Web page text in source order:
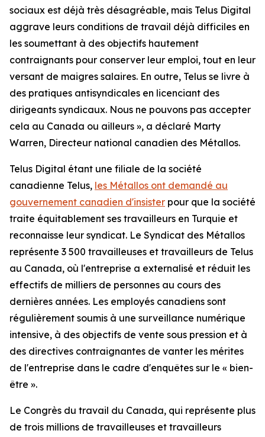
sociaux est déjà très désagréable, mais Telus Digital
aggrave leurs conditions de travail déjà difficiles en
les soumettant à des objectifs hautement
contraignants pour conserver leur emploi, tout en leur
versant de maigres salaires. En outre, Telus se livre à
des pratiques antisyndicales en licenciant des
dirigeants syndicaux. Nous ne pouvons pas accepter
cela au Canada ou ailleurs », a déclaré Marty
Warren, Directeur national canadien des Métallos.
Telus Digital étant une filiale de la société
canadienne Telus, les Métallos ont demandé au
gouvernement canadien d'insister pour que la société
traite équitablement ses travailleurs en Turquie et
reconnaisse leur syndicat. Le Syndicat des Métallos
représente 3 500 travailleuses et travailleurs de Telus
au Canada, où l'entreprise a externalisé et réduit les
effectifs de milliers de personnes au cours des
dernières années. Les employés canadiens sont
régulièrement soumis à une surveillance numérique
intensive, à des objectifs de vente sous pression et à
des directives contraignantes de vanter les mérites
de l'entreprise dans le cadre d'enquêtes sur le « bien-
être ».
Le Congrès du travail du Canada, qui représente plus
de trois millions de travailleuses et travailleurs